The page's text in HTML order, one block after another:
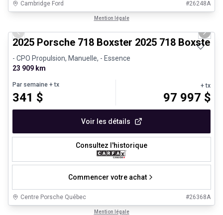
Cambridge Ford #26248A
Mention légale
Véhicules d'occasion certifiés
Previous slide Next
2025 Porsche 718 Boxster 2025 718 Boxster -
- CPO Propulsion, Manuelle, - Essence
23 909 km
Par semaine + tx
341 $
+ tx
97 997 $
Voir les détails
Consultez l'historique
Commencer votre achat
Centre Porsche Québec #26368A
Mention légale